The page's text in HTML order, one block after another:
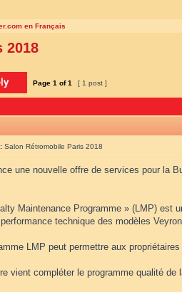
en Français
2018
Page 1 of1 [ 1 post ]
Salon Rétromobile Paris 2018
une nouvelle offre de services pour la
Maintenance Programme » (LMP) est
technique des modèles
LMP peut permettre aux
vient compléter le programme qualité